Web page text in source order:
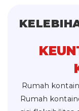
Rumah
Rumah